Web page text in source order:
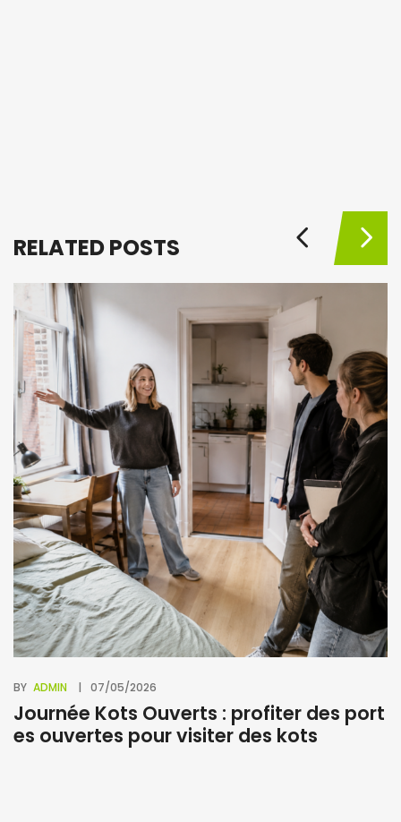
RELATED POSTS
BY ADMIN 07/05/2026
Journée Kots Ouverts : profiter des port
es ouvertes pour visiter des kots